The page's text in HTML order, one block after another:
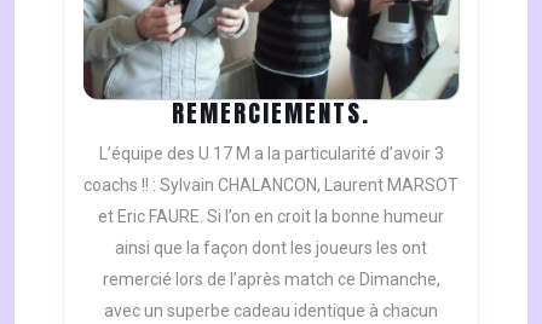
REMERCIEMENTS.
L’équipe des U 17 M a la particularité d’avoir 3
coachs !! : Sylvain CHALANCON, Laurent MARSOT
et Eric FAURE. Si l’on en croit la bonne humeur
ainsi que la façon dont les joueurs les ont
remercié lors de l’après match ce Dimanche,
avec un superbe cadeau identique à chacun